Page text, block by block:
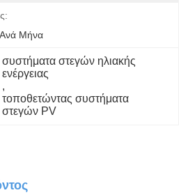
Μήνα
συστήματα στεγών ηλιακής
ενέργειας
,
τοποθετώντας συστήματα
στεγών PV